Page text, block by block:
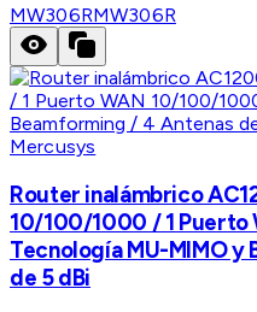
MW306RMW306R
Mercusys
Router inalámbrico
10/100/1000 / 1
Tecnología MU-MIMO
de 5 dBi